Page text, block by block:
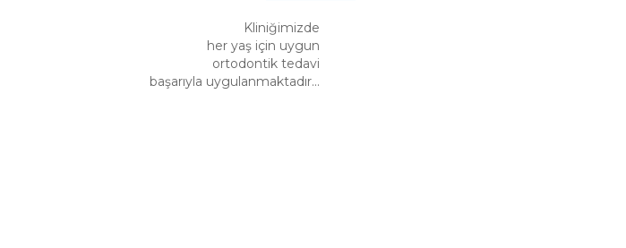
Kliniğimizde
her yaş için uygun
ortodontik tedavi
başarıyla uygulanmaktadır...